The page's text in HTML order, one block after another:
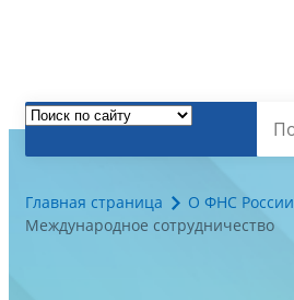
Главная страница
О ФНС России
Международное сотрудничество